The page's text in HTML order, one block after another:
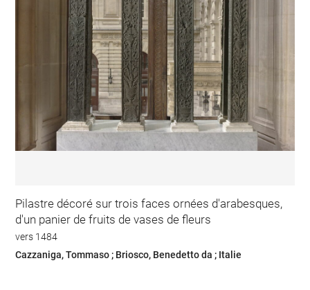
Pilastre décoré sur trois faces ornées d'arabesques,
d'un panier de fruits de vases de fleurs
vers 1484
Cazzaniga, Tommaso ; Briosco, Benedetto da ; Italie